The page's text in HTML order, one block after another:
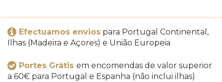
Efectuamos envios para Portugal Continental,
Ilhas (Madeira e Açores) e União Europeia
Portes Grátis em encomendas de valor superior
a 60€ para Portugal e Espanha (não inclui ilhas)